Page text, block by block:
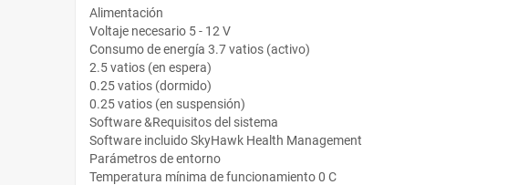
Alimentación
Voltaje necesario 5 - 12 V
Consumo de energía 3.7 vatios (activo)
2.5 vatios (en espera)
0.25 vatios (dormido)
0.25 vatios (en suspensión)
Software &Requisitos del sistema
Software incluido SkyHawk Health Management
Parámetros de entorno
Temperatura mínima de funcionamiento 0 C